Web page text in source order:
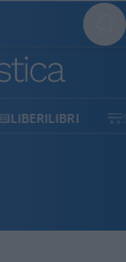
SOSTIENICI